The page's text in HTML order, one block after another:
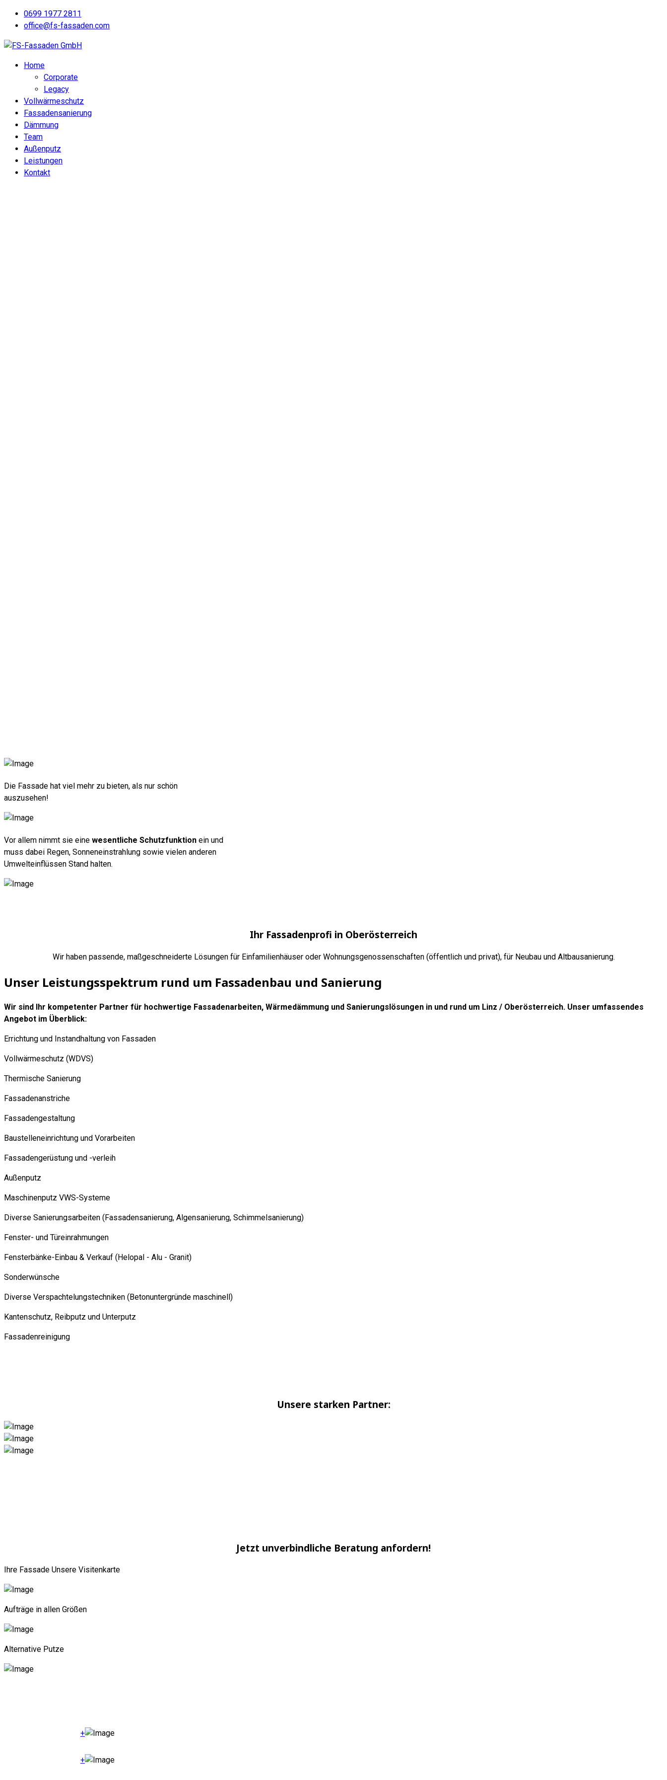
0699 1977 2811
office@fs-fassaden.com
Home
Corporate
Legacy
Vollwärmeschutz
Fassadensanierung
Dämmung
Team
Außenputz
Leistungen
Kontakt
Die Fassade hat viel mehr zu bieten, als nur schön
auszusehen!
Vor allem nimmt sie eine wesentliche Schutzfunktion ein und
muss dabei Regen, Sonneneinstrahlung sowie vielen anderen
Umwelteinflüssen Stand halten.
Ihr Fassadenprofi in Oberösterreich
Wir haben passende, maßgeschneiderte Lösungen für Einfamilienhäuser oder Wohnungsgenossenschaften (öffentlich und privat), für Neubau und Altbausanierung.
Unser Leistungsspektrum rund um Fassadenbau und Sanierung
Wir sind Ihr kompetenter Partner für hochwertige Fassadenarbeiten, Wärmedämmung und Sanierungslösungen in und rund um Linz / Oberösterreich. Unser umfassendes
Angebot im Überblick:
Errichtung und Instandhaltung von Fassaden
Vollwärmeschutz (WDVS)
Thermische Sanierung
Fassadenanstriche
Fassadengestaltung
Baustelleneinrichtung und Vorarbeiten
Fassadengerüstung und -verleih
Außenputz
Maschinenputz VWS-Systeme
Diverse Sanierungsarbeiten (Fassadensanierung, Algensanierung, Schimmelsanierung)
Fenster- und Türeinrahmungen
Fensterbänke-Einbau & Verkauf (Helopal - Alu - Granit)
Sonderwünsche
Diverse Verspachtelungstechniken (Betonuntergründe maschinell)
Kantenschutz, Reibputz und Unterputz
Fassadenreinigung
Unsere starken Partner:
Jetzt unverbindliche Beratung anfordern!
Ihre Fassade Unsere Visitenkarte
Aufträge in allen Größen
Alternative Putze
+
+